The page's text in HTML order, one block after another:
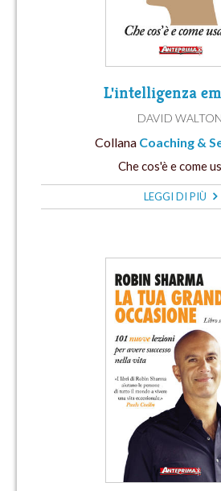
L'intelligenza
DAVID WALTON
Collana Coaching &
Che cos'è e come
LEGGI DI PIÙ